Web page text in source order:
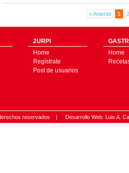
« Anterior 1 2
2URPI
Home
Regístrate
Post de usuarios
Home
reservados | Desarrollo Web: Luis